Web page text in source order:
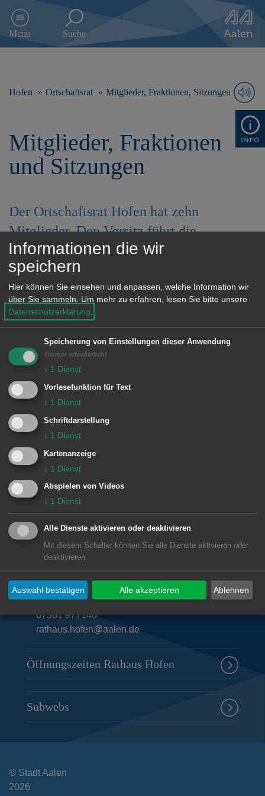
e
n
Menu Suche
Hofen Ortschaftsrat Mitglieder, Fraktionen, Sitzungen
Mitglieder, Fraktionen
und Sitzungen
Der Ortschaftsrat Hofen hat zehn
Mitglieder. Den Vorsitz führt die
Ortsvorsteherin / der Ortsvorsteher.
Alle Informationen rund um die zehn
Ortschaftsratsmitglieder, Fraktionen,
Sitzungen und Termine erfahren Sie
durch einen Klick auf
dasBürgerinformationssystem
Es öffnet sich ein neues Fenster, Sie
kommen mit einem Klick auf das Logo
wieder zu aalen.de zurück.
Unsere Anschrift
Dorfstraße 9
73433Aalen-Hofen
07361 977140
rathaus.hofen@aalen.de
Öffnungszeiten Rathaus Hofen
Subwebs
© Stadt Aalen
2026
Informationen die wir
speichern
Hier können Sie einsehen und anpassen, welche Information wir
über Sie sammeln. Um mehr zu erfahren, lesen Sie bitte unsere
Datenschutzerklärung.
Speicherung von Einstellungen dieser Anwendung
(immer erforderlich)
↓ 1 Dienst
Vorlesefunktion für Text
↓ 1 Dienst
Schriftdarstellung
↓ 1 Dienst
Kartenanzeige
↓ 1 Dienst
Abspielen von Videos
↓ 1 Dienst
Alle Dienste aktivieren oder deaktivieren
Mit diesem Schalter können Sie alle Dienste aktivieren oder
deaktivieren.
Ablehnen
Auswahl bestätigen Alle akzeptieren